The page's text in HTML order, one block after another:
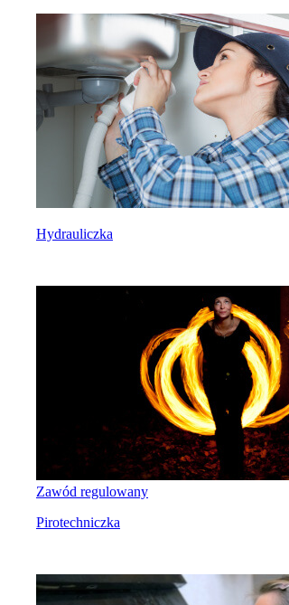
Hydrauliczka
Zawód regulowany
Pirotechniczka